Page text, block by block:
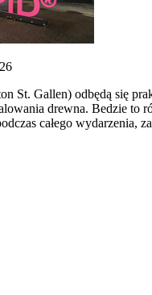
St. Gallen) odbędą się
drewna. Bedzie to
całego